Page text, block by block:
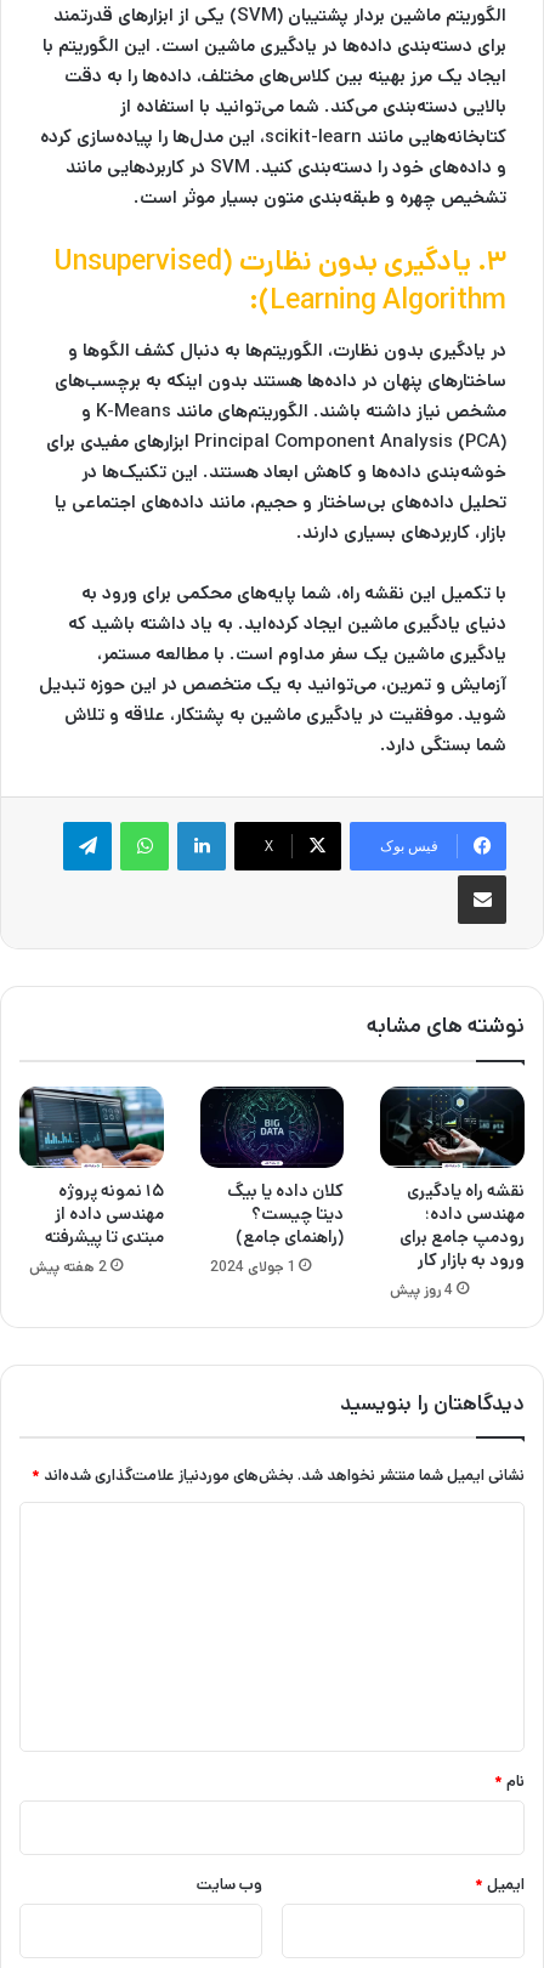
الگوریتم ماشین بردار پشتیبان (SVM)
یکی از ابزارهای قدرتمند
برای دسته‌بندی داده‌ها در یادگیری ماشین است. این الگوریتم با
ایجاد یک مرز بهینه بین کلاس‌های مختلف، داده‌ها را به دقت
بالایی دسته‌بندی می‌کند. شما می‌توانید با استفاده از
کتابخانه‌هایی مانند scikit-learn، این مدل‌ها را پیاده‌سازی کرده
و داده‌های خود را دسته‌بندی کنید. SVM در کاربردهایی مانند
تشخیص چهره و طبقه‌بندی متون بسیار موثر است.
۳. یادگیری بدون نظارت (Unsupervised
Learning Algorithm):
در یادگیری بدون نظارت، الگوریتم‌ها به دنبال کشف الگوها و
ساختارهای پنهان در داده‌ها هستند بدون اینکه به برچسب‌های
مشخص نیاز داشته باشند. الگوریتم‌های مانند K-Means و
Principal Component Analysis (PCA) ابزارهای مفیدی برای
خوشه‌بندی داده‌ها و کاهش ابعاد هستند. این تکنیک‌ها در
تحلیل داده‌های بی‌ساختار و حجیم، مانند داده‌های اجتماعی یا
بازار، کاربردهای بسیاری دارند.
با تکمیل این نقشه راه، شما پایه‌های محکمی برای ورود به
دنیای یادگیری ماشین ایجاد کرده‌اید. به یاد داشته باشید که
یادگیری ماشین یک سفر مداوم است. با مطالعه مستمر،
آزمایش و تمرین، می‌توانید به یک متخصص در این حوزه تبدیل
شوید. موفقیت در یادگیری ماشین به پشتکار، علاقه و تلاش
شما بستگی دارد.
فیس بوک X
لینکدینواتس آپ تلگرام
اشتراک گذاری از طریق ایمیل
نوشته های مشابه
نقشه راه یادگیری
مهندسی داده؛
رودمپ جامع برای
ورود به بازار کار
4 روز پیش
کلان داده یا بیگ
دیتا چیست؟
(راهنمای جامع)
1 جولای 2024
۱۵ نمونه پروژه
مهندسی داده از
مبتدی تا پیشرفته
2 هفته پیش
دیدگاهتان را بنویسید
نشانی ایمیل شما منتشر نخواهد شد. بخش‌های موردنیاز علامت‌گذاری شده‌اند *
نام *
ایمیل * وب‌ سایت